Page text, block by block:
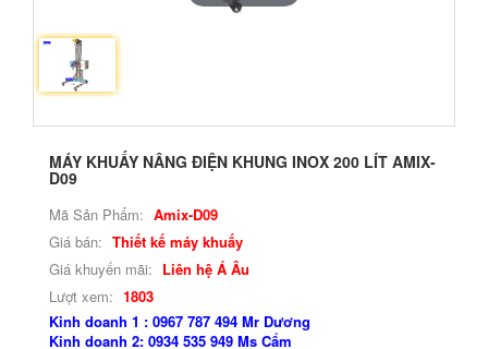
MÁY KHUẤY NÂNG ĐIỆN KHUNG INOX 200 LÍT AMIX-
D09
Mã Sản Phẩm: Amix-D09
Giá bán: Thiết kế máy khuấy
Giá khuyến mãi: Liên hệ Á Âu
Lượt xem: 1803
Kinh doanh 1 : 0967 787 494 Mr Dương
Kinh doanh 2: 0934 535 949 Ms Cẩm